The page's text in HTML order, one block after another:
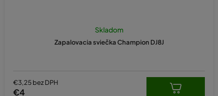
Zapalovacia sviečka Champion DJ8J
Skladom
€3,25 bez DPH
€4